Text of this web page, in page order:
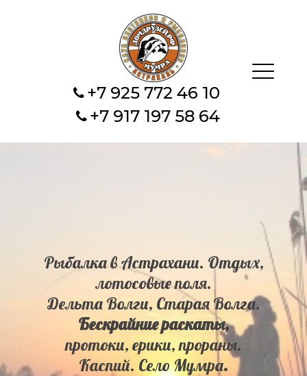
+7 925 772 46 10
+7 917 197 58 64
Рыбалка в Астрахани. Отдых,
лотосовые поля.
Дельта Волги, Старая Волга.
Бескрайние раскаты,
протоки, ерики, прораны.
Каспий. Село Мумра.